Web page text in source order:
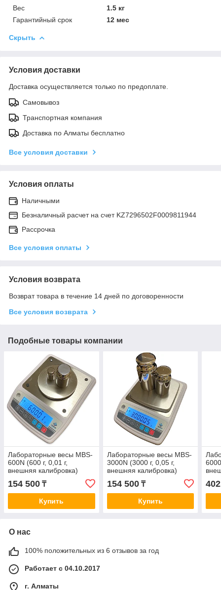
Вес
1.5 кг
Гарантийный срок
12 мес
Скрыть
Условия доставки
Доставка осуществляется только по предоплате.
Самовывоз
Транспортная компания
Доставка по Алматы бесплатно
Все условия доставки
Условия оплаты
Наличными
Безналичный расчет на счет KZ7296502F0009811944
Рассрочка
Все условия оплаты
Условия возврата
Возврат товара в течение 14 дней по договоренности
Все условия возврата
Подобные товары компании
Лабораторные весы MBS-
600N (600 г, 0,01 г,
внешняя калибровка)
154 500 ₸
Купить
Лабораторные весы MBS-
3000N (3000 г, 0,05 г,
внешняя калибровка)
154 500₸
Купить
О нас
100% положительных из 6 отзывов за год
Работает с 04.10.2017
г. Алматы